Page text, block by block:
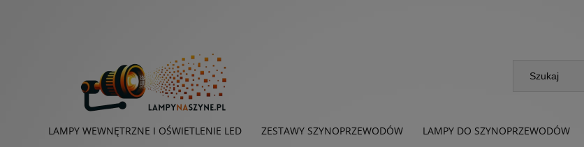
LAMPY WEWNĘTRZNE I OŚWIETLENIE LED ZESTAWY SZYNOPRZEWODÓW LAMPY DO SZYNOPRZEWODÓW